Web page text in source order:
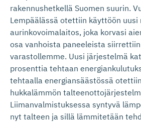
rakennushetkellä Suomen suurin.
Lempäälässä otettiin käyttöön uusi
aurinkovoimalaitos, joka korvasi
osa vanhoista paneeleista
varastollemme. Uusi järjestelmä
prosenttia tehtaan
tehtaalla energiansäästössä
hukkalämmön
Liimanvalmistuksessa syntyvä
nyt talteen ja sillä lämmitetään